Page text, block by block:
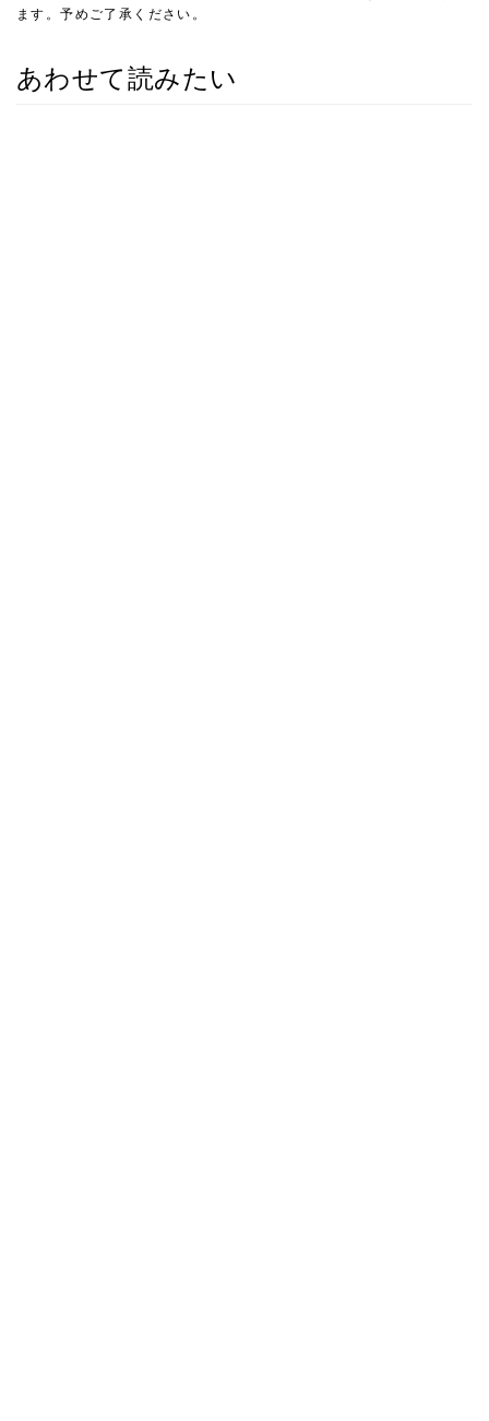
ます。予めご了承ください。
あわせて読みたい